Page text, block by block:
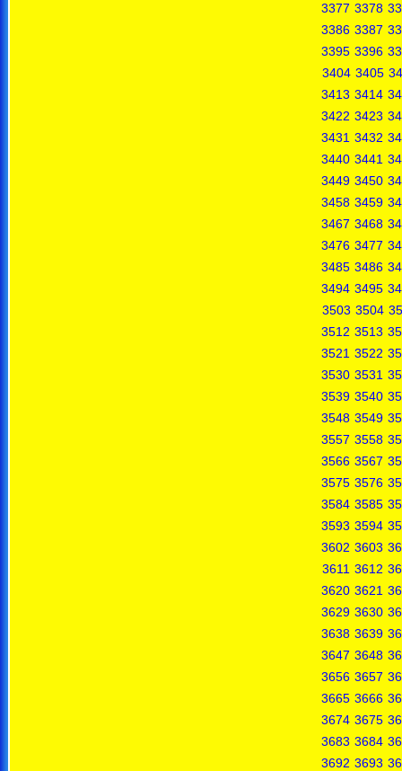
3377 3378
3386 3387
3395 3396
3404 3405
3413 3414
3422 3423
3431 3432
3440 3441
3449 3450
3458 3459
3467 3468
3476 3477
3485 3486
3494 3495
3503 3504
3512 3513
3521 3522
3530 3531
3539 3540
3548 3549
3557 3558
3566 3567
3575 3576
3584 3585
3593 3594
3602 3603
3611 3612
3620 3621
3629 3630
3638 3639
3647 3648
3656 3657
3665 3666
3674 3675
3683 3684
3692 3693